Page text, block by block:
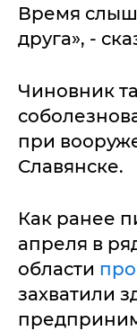
Время
друга», -
Чиновник
при
Славянске.
Как ранее
апреля в
области
захватили